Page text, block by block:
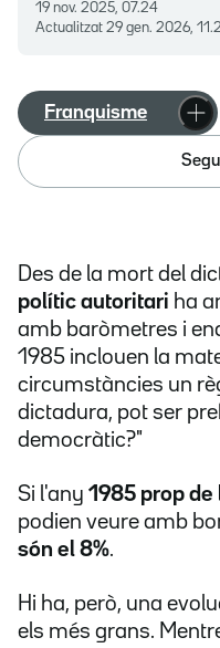
19 nov. 2025, 07.24
Actualitzat 29 gen. 2026,
Franquisme
Des de la mort del
polític autoritari ha
amb baròmetres i
1985 inclouen la
circumstàncies un
dictadura, pot ser
democràtic?"
Si l'any 1985 prop de
podien veure amb
són el 8%.
Hi ha, però, una
els més grans.